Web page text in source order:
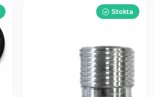
Stokta